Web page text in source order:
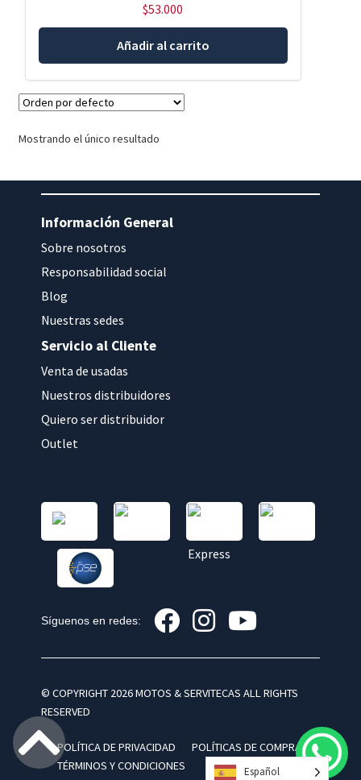
$53.000
Añadir al carrito
Mostrando el único resultado
Información General
Sobre nosotros
Responsabilidad social
Blog
Nuestras sedes
Servicio al Cliente
Venta de usadas
Nuestros distribuidores
Quiero ser distribuidor
Outlet
Síguenos en redes:
© COPYRIGHT 2026 MOTOS & SERVITECAS ALL RIGHTS
RESERVED
POLÍTICA DE PRIVACIDAD
POLÍTICAS DE COMPRA
TÉRMINOS Y CONDICIONES
Español